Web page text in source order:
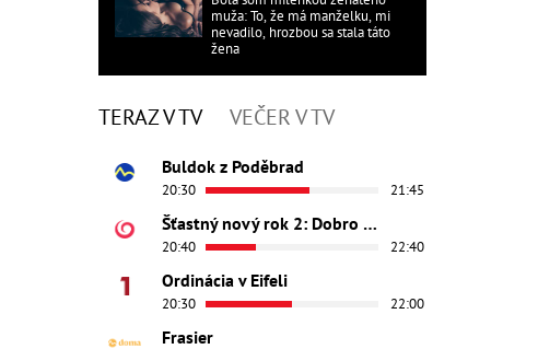
muža: To, že má manželku, mi
nevadilo, hrozbou sa stala táto
žena
TERAZ V TV VEČER V TV
Buldok z Poděbrad
20:30 21:45
Šťastný nový rok 2: Dobro došli
20:40 22:40
Ordinácia v Eifeli
20:30 22:00
Frasier